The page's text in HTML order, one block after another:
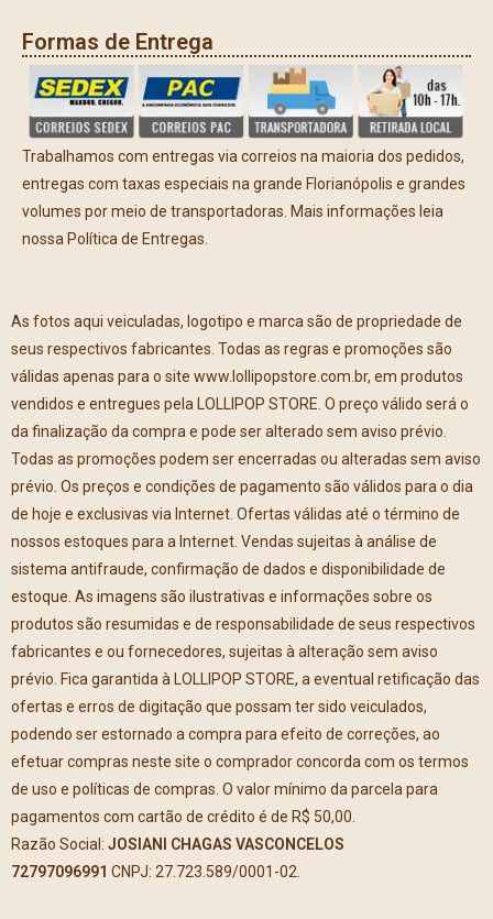
Formas de Entrega
Trabalhamos com entregas via correios na maioria dos pedidos,
entregas com taxas especiais na grande Florianópolis e grandes
volumes por meio de transportadoras. Mais informações leia
nossa Política de Entregas.
As fotos aqui veiculadas, logotipo e marca são de propriedade de
seus respectivos fabricantes. Todas as regras e promoções são
válidas apenas para o site www.lollipopstore.com.br, em produtos
vendidos e entregues pela LOLLIPOP STORE. O preço válido será o
da finalização da compra e pode ser alterado sem aviso prévio.
Todas as promoções podem ser encerradas ou alteradas sem aviso
prévio. Os preços e condições de pagamento são válidos para o dia
de hoje e exclusivas via Internet. Ofertas válidas até o término de
nossos estoques para a Internet. Vendas sujeitas à análise de
sistema antifraude, confirmação de dados e disponibilidade de
estoque. As imagens são ilustrativas e informações sobre os
produtos são resumidas e de responsabilidade de seus respectivos
fabricantes e ou fornecedores, sujeitas à alteração sem aviso
prévio. Fica garantida à LOLLIPOP STORE, a eventual retificação das
ofertas e erros de digitação que possam ter sido veiculados,
podendo ser estornado a compra para efeito de correções, ao
efetuar compras neste site o comprador concorda com os termos
de uso e políticas de compras. O valor mínimo da parcela para
pagamentos com cartão de crédito é de R$ 50,00.
Razão Social: JOSIANI CHAGAS VASCONCELOS
72797096991 CNPJ: 27.723.589/0001-02.